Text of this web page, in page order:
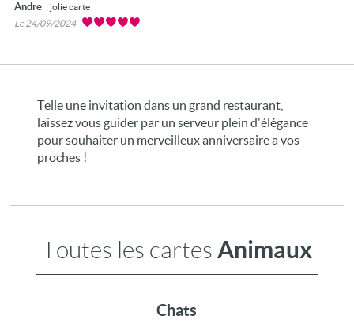
Andre
jolie carte
Le 24/09/2024
Telle une invitation dans un grand restaurant,
laissez vous guider par un serveur plein d'élégance
pour souhaiter un merveilleux anniversaire a vos
proches !
Toutes les cartes Animaux
Chats